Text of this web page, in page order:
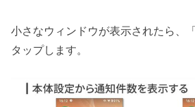
小さなウィンドウが表示されたら、
タップします。